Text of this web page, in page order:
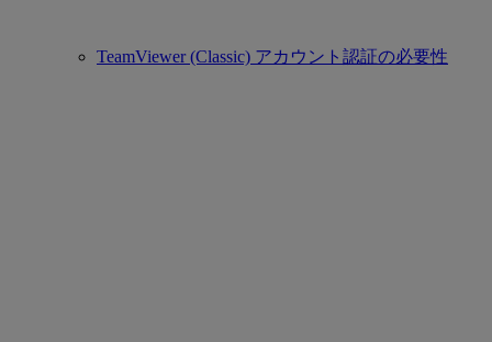
TeamViewer (Classic) アカウント認証の必要性